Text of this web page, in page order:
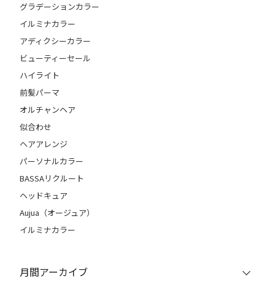
グラデーションカラー
イルミナカラー
アディクシーカラー
ビューティーセール
ハイライト
前髪パーマ
オルチャンヘア
似合わせ
ヘアアレンジ
パーソナルカラー
BASSAリクルート
ヘッドキュア
Aujua（オージュア）
イルミナカラー
月間アーカイブ